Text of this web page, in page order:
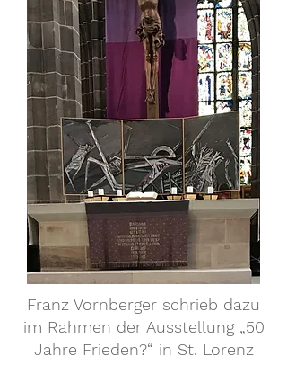
Franz Vornberger schrieb dazu
im Rahmen der Ausstellung „50
Jahre Frieden?“ in St. Lorenz